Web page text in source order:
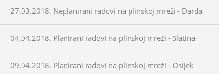
27.03.2018. Neplanirani radovi na plinskoj mreži - Darda
04.04.2018. Planirani radovi na plinskoj mreži - Slatina
09.04.2018. Planirani radovi na plinskoj mreži - Osijek